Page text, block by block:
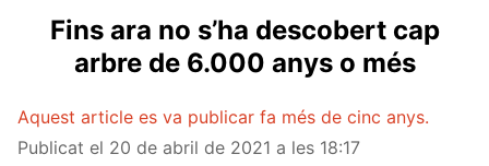
Fins ara no s’ha descobert cap
arbre de 6.000 anys o més
Aquest article es va publicar fa més de cinc anys.
Publicat el 20 de abril de 2021 a les 18:17